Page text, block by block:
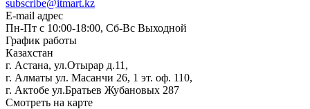
subscribe@itmart.kz
E-mail адрес
Пн-Пт с 10:00-18:00, Сб-Вс Выходной
График работы
Казахстан
г. Астана, ул.Отырар д.11,
г. Алматы ул. Масанчи 26, 1 эт. оф. 110,
г. Актобе ул.Братьев Жубановых 287
Смотреть на карте